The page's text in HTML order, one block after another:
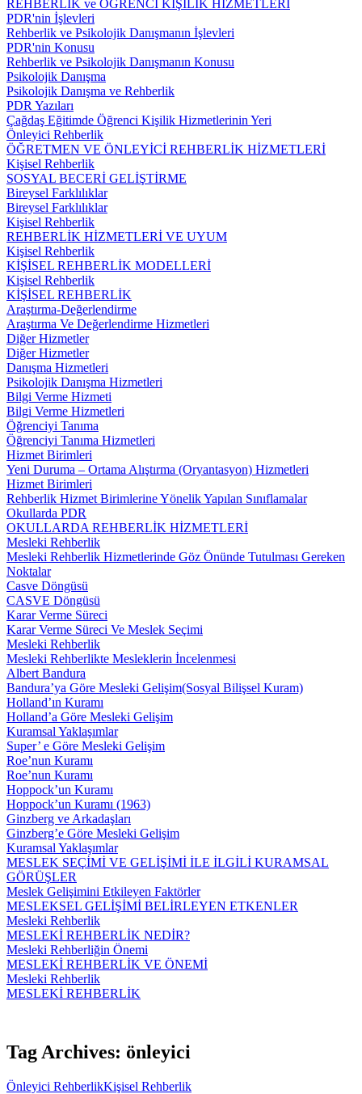
REHBERLİK ve ÖĞRENCİ KİŞİLİK HİZMETLERİ
PDR'nin İşlevleri
Rehberlik ve Psikolojik Danışmanın İşlevleri
PDR'nin Konusu
Rehberlik ve Psikolojik Danışmanın Konusu
Psikolojik Danışma
Psikolojik Danışma ve Rehberlik
PDR Yazıları
Çağdaş Eğitimde Öğrenci Kişilik Hizmetlerinin Yeri
Önleyici Rehberlik
ÖĞRETMEN VE ÖNLEYİCİ REHBERLİK HİZMETLERİ
Kişisel Rehberlik
SOSYAL BECERİ GELİŞTİRME
Bireysel Farklılıklar
Bireysel Farklılıklar
Kişisel Rehberlik
REHBERLİK HİZMETLERİ VE UYUM
Kişisel Rehberlik
KİŞİSEL REHBERLİK MODELLERİ
Kişisel Rehberlik
KİŞİSEL REHBERLİK
Araştırma-Değerlendirme
Araştırma Ve Değerlendirme Hizmetleri
Diğer Hizmetler
Diğer Hizmetler
Danışma Hizmetleri
Psikolojik Danışma Hizmetleri
Bilgi Verme Hizmeti
Bilgi Verme Hizmetleri
Öğrenciyi Tanıma
Öğrenciyi Tanıma Hizmetleri
Hizmet Birimleri
Yeni Duruma – Ortama Alıştırma (Oryantasyon) Hizmetleri
Hizmet Birimleri
Rehberlik Hizmet Birimlerine Yönelik Yapılan Sınıflamalar
Okullarda PDR
OKULLARDA REHBERLİK HİZMETLERİ
Mesleki Rehberlik
Mesleki Rehberlik Hizmetlerinde Göz Önünde Tutulması Gereken
Noktalar
Casve Döngüsü
CASVE Döngüsü
Karar Verme Süreci
Karar Verme Süreci Ve Meslek Seçimi
Mesleki Rehberlik
Mesleki Rehberlikte Mesleklerin İncelenmesi
Albert Bandura
Bandura’ya Göre Mesleki Gelişim(Sosyal Bilişsel Kuram)
Holland’ın Kuramı
Holland’a Göre Mesleki Gelişim
Kuramsal Yaklaşımlar
Super’ e Göre Mesleki Gelişim
Roe’nun Kuramı
Roe’nun Kuramı
Hoppock’un Kuramı
Hoppock’un Kuramı (1963)
Ginzberg ve Arkadaşları
Ginzberg’e Göre Mesleki Gelişim
Kuramsal Yaklaşımlar
MESLEK SEÇİMİ VE GELİŞİMİ İLE İLGİLİ KURAMSAL
GÖRÜŞLER
Meslek Gelişimini Etkileyen Faktörler
MESLEKSEL GELİŞİMİ BELİRLEYEN ETKENLER
Mesleki Rehberlik
MESLEKİ REHBERLİK NEDİR?
Mesleki Rehberliğin Önemi
MESLEKİ REHBERLİK VE ÖNEMİ
Mesleki Rehberlik
MESLEKİ REHBERLİK
Tag Archives: önleyici
Önleyici RehberlikKişisel Rehberlik